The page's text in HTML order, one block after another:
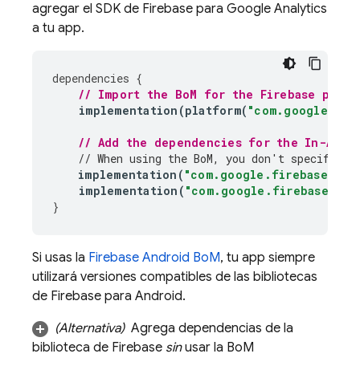
agregar el SDK de Firebase para Google Analytics
a tu app.
dependencies {
// Import the BoM for the Firebase
implementation (platform(
// Add the dependencies for the In-App
// When using the BoM, you don't specify
implementation (
implementation (
}
Si usas la Firebase Android BoM, tu app siempre
utilizará versiones compatibles de las bibliotecas
de Firebase para Android.
(Alternativa)Agrega dependencias de la
biblioteca de Firebase sinusar la BoM